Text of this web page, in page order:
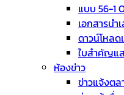
แบบ 56-1
เอกสารนำ
ดาวน์โหล
ใบสำคัญแ
ห้องข่าว
ข่าวแจ้งต